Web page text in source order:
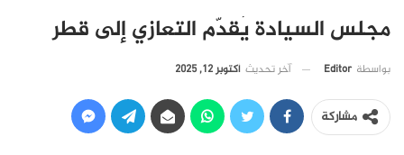
مجلس السيادة يُقدّم التعازي إلى قطر
بواسطة Editor آخر تحديث أكتوبر 12, 2025
مشاركة